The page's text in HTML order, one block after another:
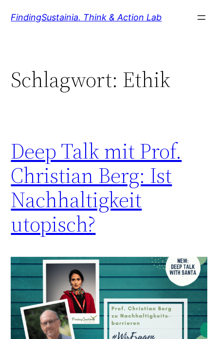
InhaltFindingSustainia. Think & Action Lab
Schlagwort: Ethik
Deep Talk mit Prof.
Christian Berg: Ist
Nachhaltigkeit
utopisch?